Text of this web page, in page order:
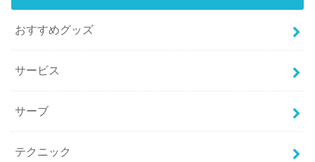
おすすめグッズ
サービス
サーブ
テクニック